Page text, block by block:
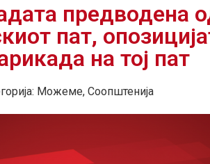
предводена
пат,
на тој пат
Можеме, Соопштенија